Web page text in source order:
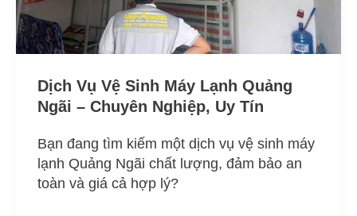
Dịch Vụ Vệ Sinh Máy Lạnh Quảng
Ngãi – Chuyên Nghiệp, Uy Tín
Bạn đang tìm kiếm một dịch vụ vệ sinh máy
lạnh Quảng Ngãi chất lượng, đảm bảo an
toàn và giá cả hợp lý?
Nghiệp,
Uy
Tín